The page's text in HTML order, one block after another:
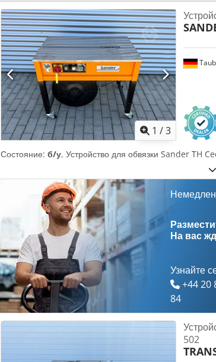
проводником или 2 фазы по 198 В, 208 В, 218 В, 220
- Здесь установлено 400 В - 50 Гц -
1 /3
Состояние: б/у, Устройство для обвязки Sander TH
На вас
Узнайте
+44 20
84
502